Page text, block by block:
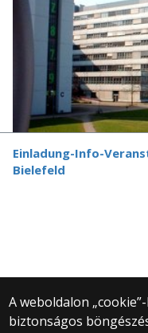
Einladung-Info-
Bielefeld
A weboldalon
biztonságos© 2025 Eötvös